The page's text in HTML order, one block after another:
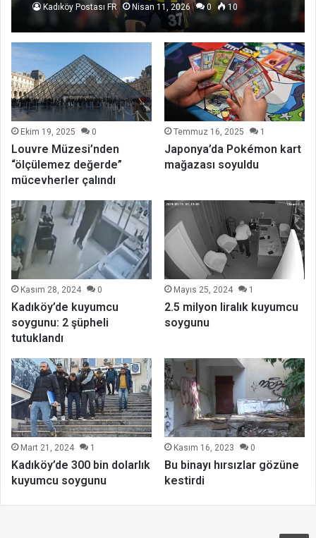
Kadıköy Postası FR Nisan 11, 2026 0 10
Ekim 19, 2025 0
Louvre Müzesi’nden
“ölçülemez değerde”
mücevherler çalındı
Temmuz 16, 2025 1
Japonya’da Pokémon kart
mağazası soyuldu
Kasım 28, 2024 0
Kadıköy’de kuyumcu
soygunu: 2 şüpheli
tutuklandı
Mayıs 25, 2024 1
2.5 milyon liralık kuyumcu
soygunu
Mart 21, 2024 1
Kadıköy’de 300 bin dolarlık
kuyumcu soygunu
Kasım 16, 2023 0
Bu binayı hırsızlar gözüne
kestirdi